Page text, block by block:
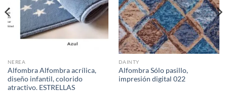
NEREA
Alfombra Alfombra acrílica,
diseño infantil, colorido
atractivo. ESTRELLAS
DAINTY
Alfombra Sólo pasillo,
impresión digital 022